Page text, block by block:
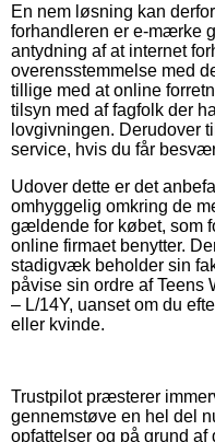
En nem løsning kan
forhandleren er e-mærke
antydning af at internet
overensstemmelse med
tillige med at online
tilsyn med af fagfolk der
lovgivningen. Derudover
service, hvis du får
Udover dette er det
omhyggelig omkring de
gældende for købet, som
online firmaet benytter.
stadigvæk beholder sin
påvise sin ordre af Teens
– L/14Y, uanset om du
eller kvinde.
Trustpilot præsterer
gennemstøve en hel del
opfattelser og på grund af